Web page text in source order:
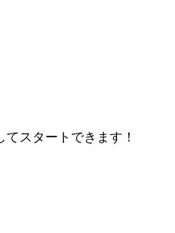
スタートできます！